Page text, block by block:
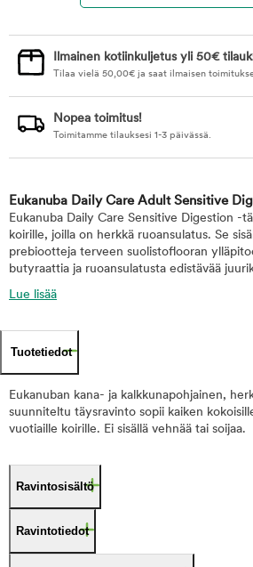
Ilmainen kotiinkuljetus yli 50€
Tilaa vielä 50,00€ ja saat ilmaisen
Nopea toimitus!
Toimitamme tilauksesi 1-3 päivässä.
Eukanuba Daily Care Adult Sensitive
Eukanuba Daily Care Sensitive Digestion -
koirille, joilla on herkkä ruoansulatus. Se
prebiootteja terveen suolistoflooran
butyraattia ja ruoansulatusta edistävää
Lue lisää
Tuotetiedot
Eukanuban kana- ja kalkkunapohjainen,
suunniteltu täysravinto sopii kaiken
vuotiaille koirille. Ei sisällä vehnää tai soijaa.
Ravintosisältö
Ravintotiedot